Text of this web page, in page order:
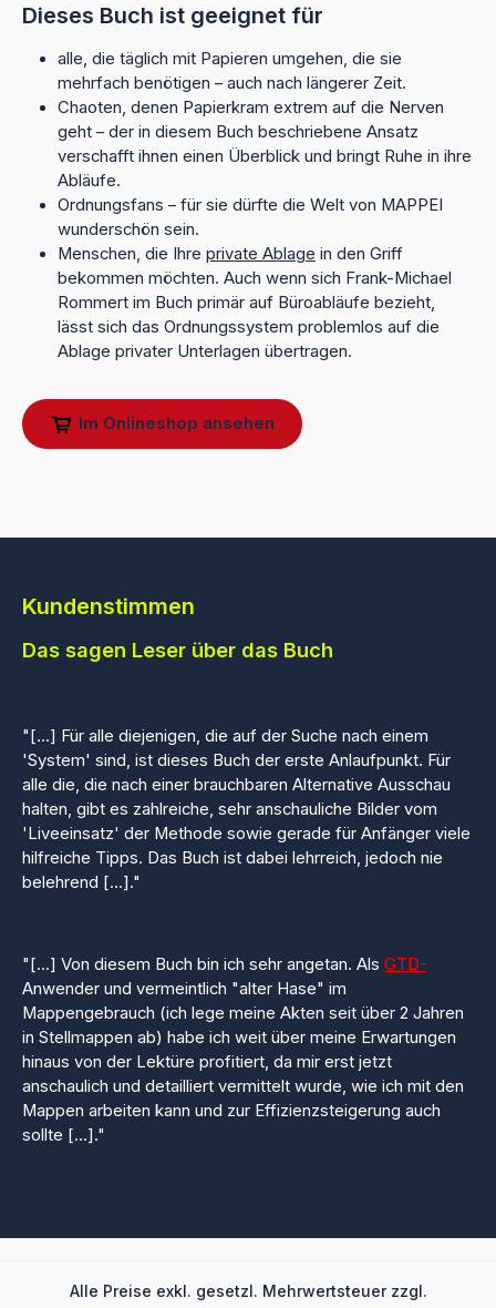
Dieses Buch ist geeignet für
alle, die täglich mit Papieren umgehen, die sie
mehrfach benötigen – auch nach längerer Zeit.
Chaoten, denen Papierkram extrem auf die Nerven
geht – der in diesem Buch beschriebene Ansatz
verschafft ihnen einen Überblick und bringt Ruhe in ihre
Abläufe.
Ordnungsfans – für sie dürfte die Welt von MAPPEI
wunderschön sein.
Menschen, die Ihre private Ablage in den Griff
bekommen möchten. Auch wenn sich Frank-Michael
Rommert im Buch primär auf Büroabläufe bezieht,
lässt sich das Ordnungssystem problemlos auf die
Ablage privater Unterlagen übertragen.
Im Onlineshop ansehen
Kundenstimmen
Das sagen Leser über das Buch
"[...] Für alle diejenigen, die auf der Suche nach einem
'System' sind, ist dieses Buch der erste Anlaufpunkt. Für
alle die, die nach einer brauchbaren Alternative Ausschau
halten, gibt es zahlreiche, sehr anschauliche Bilder vom
'Liveeinsatz' der Methode sowie gerade für Anfänger viele
hilfreiche Tipps. Das Buch ist dabei lehrreich, jedoch nie
belehrend [...]."
"[...] Von diesem Buch bin ich sehr angetan. Als GTD-
Anwender und vermeintlich "alter Hase" im
Mappengebrauch (ich lege meine Akten seit über 2 Jahren
in Stellmappen ab) habe ich weit über meine Erwartungen
hinaus von der Lektüre profitiert, da mir erst jetzt
anschaulich und detailliert vermittelt wurde, wie ich mit den
Mappen arbeiten kann und zur Effizienzsteigerung auch
sollte [...]."
Alle Preise exkl. gesetzl. Mehrwertsteuer zzgl.